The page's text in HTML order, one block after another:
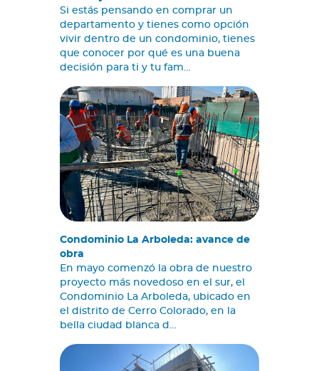
Si estás pensando en comprar un
departamento y tienes como opción
vivir dentro de un condominio, tienes
que conocer por qué es una buena
decisión para ti y tu fam…
Condominio La Arboleda: avance de
obra
En mayo comenzó la obra de nuestro
proyecto más novedoso en el sur, el
Condominio La Arboleda, ubicado en
el distrito de Cerro Colorado, en la
bella ciudad blanca d…